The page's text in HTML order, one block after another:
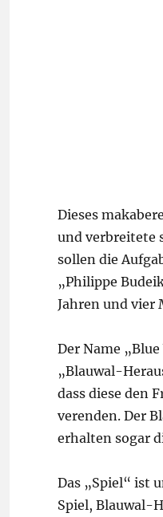
Dieses
und verbreitete
sollen die
„Philippe
Jahren und vier
Der Name
„Blauwal-
dass diese den
verenden. Der
erhalten sogar
Das „Spiel“ ist
Spiel, Blauwal-